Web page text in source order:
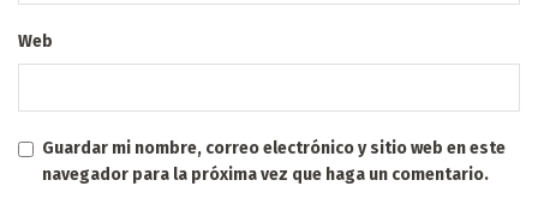
Web
Guardar mi nombre, correo electrónico y sitio web en este
navegador para la próxima vez que haga un comentario.